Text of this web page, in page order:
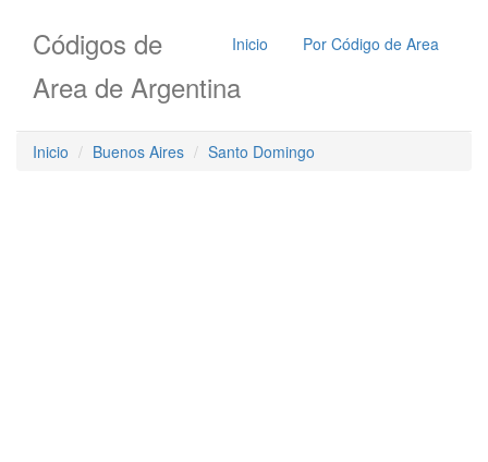
Inicio Por Código de Area
Códigos de
Area de Argentina
Inicio Buenos Aires Santo Domingo